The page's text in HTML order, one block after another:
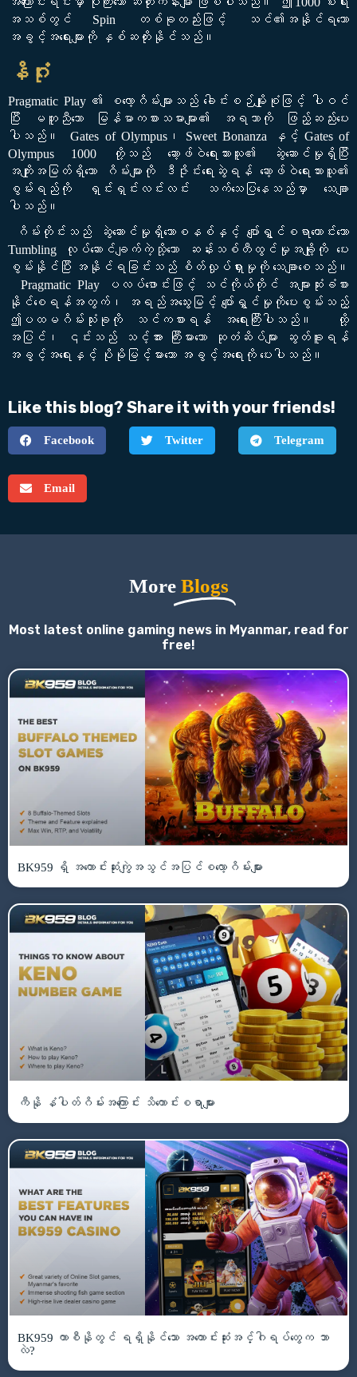
အသစ်တွင် Spin တစ်ခုတည်းဖြင့် သင်၏အနိုင်ရသော
အခွင့်အရေးများကို နှစ်ဆတိုးနိုင်သည်။
နိဂုံး
Pragmatic Play ၏ စလော့ဂိမ်းများသည် ခေါင်းစဉ်မျိုးစုံဖြင့် ပါဝင်
ပြီး မတူညီသော မြန်မာကစားသမားများ၏ အရသာကို ဖြည့်ဆည်းပေး
ပါသည်။ Gates of Olympus၊ Sweet Bonanza နှင့် Gates of
Olympus 1000 တို့သည် ဆော့ဖ်ဝဲရေးသားသူ၏ ဆွဲဆောင်မှုရှိပြီး
အကျိုးအမြတ်ရှိသော ဂိမ်းများကို ဒီဇိုင်းရေးဆွဲရန် ဆော့ဖ်ဝဲရေးသားသူ၏
စွမ်းရည်ကို ရှင်းရှင်းလင်းလင်း သက်သေပြနေသည်မှာ သေချာ
ပါသည်။
ဂိမ်းတိုင်းသည် ဆွဲဆောင်မှုရှိသောစနစ်နှင့် ပျော်ရွှင်စရာကောင်းသော
Tumbling လုပ်ဆောင်ချက်ကဲ့သို့သော ဆန်းသစ်တီထွင်မှုအချို့ကို ပေး
စွမ်းနိုင်ပြီး အနိုင်ရခြင်းသည် စိတ်လှုပ်ရှားမှုကို သေချာစေသည်။
Pragmatic Play ပလပ်ဖောင်းဖြင့် သင်ကိုယ်တိုင် အများဆုံးခံစား
နိုင်စေရန်အတွက်၊ အရည်အသွေးမြင့် ပျော်ရွှင်မှုကိုပေးစွမ်းသည့်
ဤပထမဂိမ်းသုံးခုကို သင်ကစားရန် အရေးကြီးပါသည်။ ထို့
အပြင်၊ ၎င်းသည် သင့်အား ကြီးမားသော ဆုတံဆိပ်များ ဆွတ်ခူးရန်
အခွင့်အရေးနှင့် ပိုမိုမြင့်မားသော အခွင့်အရေးကို ပေးပါသည်။
Like this blog? Share it with your friends!
Facebook Twitter Telegram
Email
More Blogs
Most latest online gaming news in Myanmar, read for
free!
BK959 ရှိ အကောင်းဆုံးကျွဲအသွင်အပြင်စလော့ဂိမ်းများ
ကီနို နံပါတ်ဂိမ်းအကြောင်း သိကောင်းစရာများ
BK959 ကာစီနိုတွင် ရရှိနိုင်သော အကောင်းဆုံးအင်္ဂါရပ်တွေက ဘာ
လဲ?